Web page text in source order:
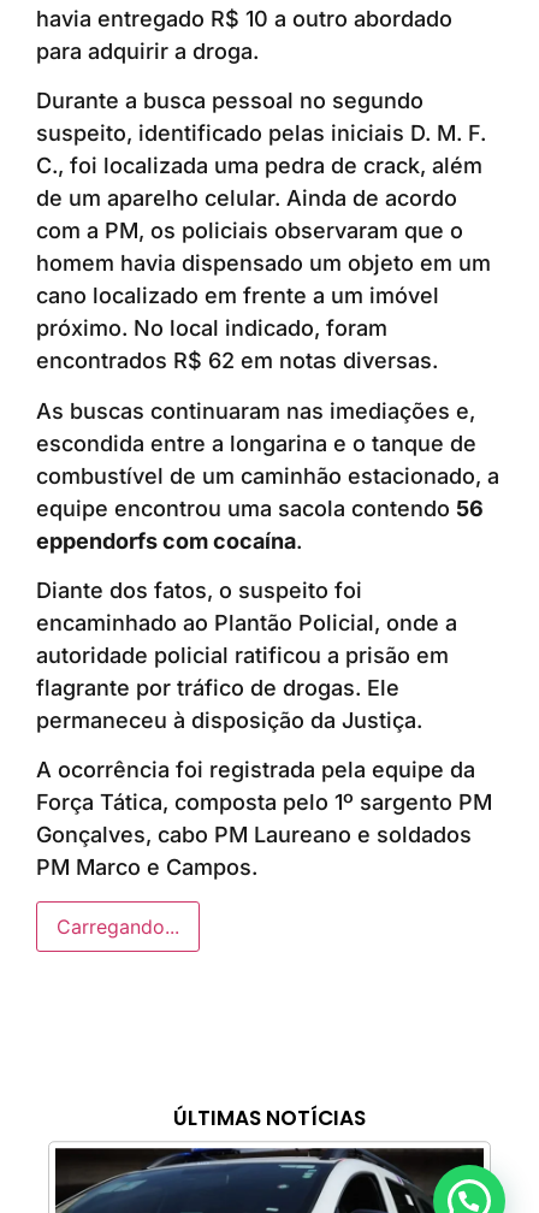
ÚLTIMAS NOTÍCIAS
havia entregado R$ 10 a outro abordado
para adquirir a droga.
Durante a busca pessoal no segundo
suspeito, identificado pelas iniciais D. M. F.
C., foi localizada uma pedra de crack, além
de um aparelho celular. Ainda de acordo
com a PM, os policiais observaram que o
homem havia dispensado um objeto em um
cano localizado em frente a um imóvel
próximo. No local indicado, foram
encontrados R$ 62 em notas diversas.
As buscas continuaram nas imediações e,
escondida entre a longarina e o tanque de
combustível de um caminhão estacionado, a
equipe encontrou uma sacola contendo 56
eppendorfs com cocaína.
Diante dos fatos, o suspeito foi
encaminhado ao Plantão Policial, onde a
autoridade policial ratificou a prisão em
flagrante por tráfico de drogas. Ele
permaneceu à disposição da Justiça.
A ocorrência foi registrada pela equipe da
Força Tática, composta pelo 1º sargento PM
Gonçalves, cabo PM Laureano e soldados
PM Marco e Campos.
Carregando...
Anunciar ou recomendar matéria